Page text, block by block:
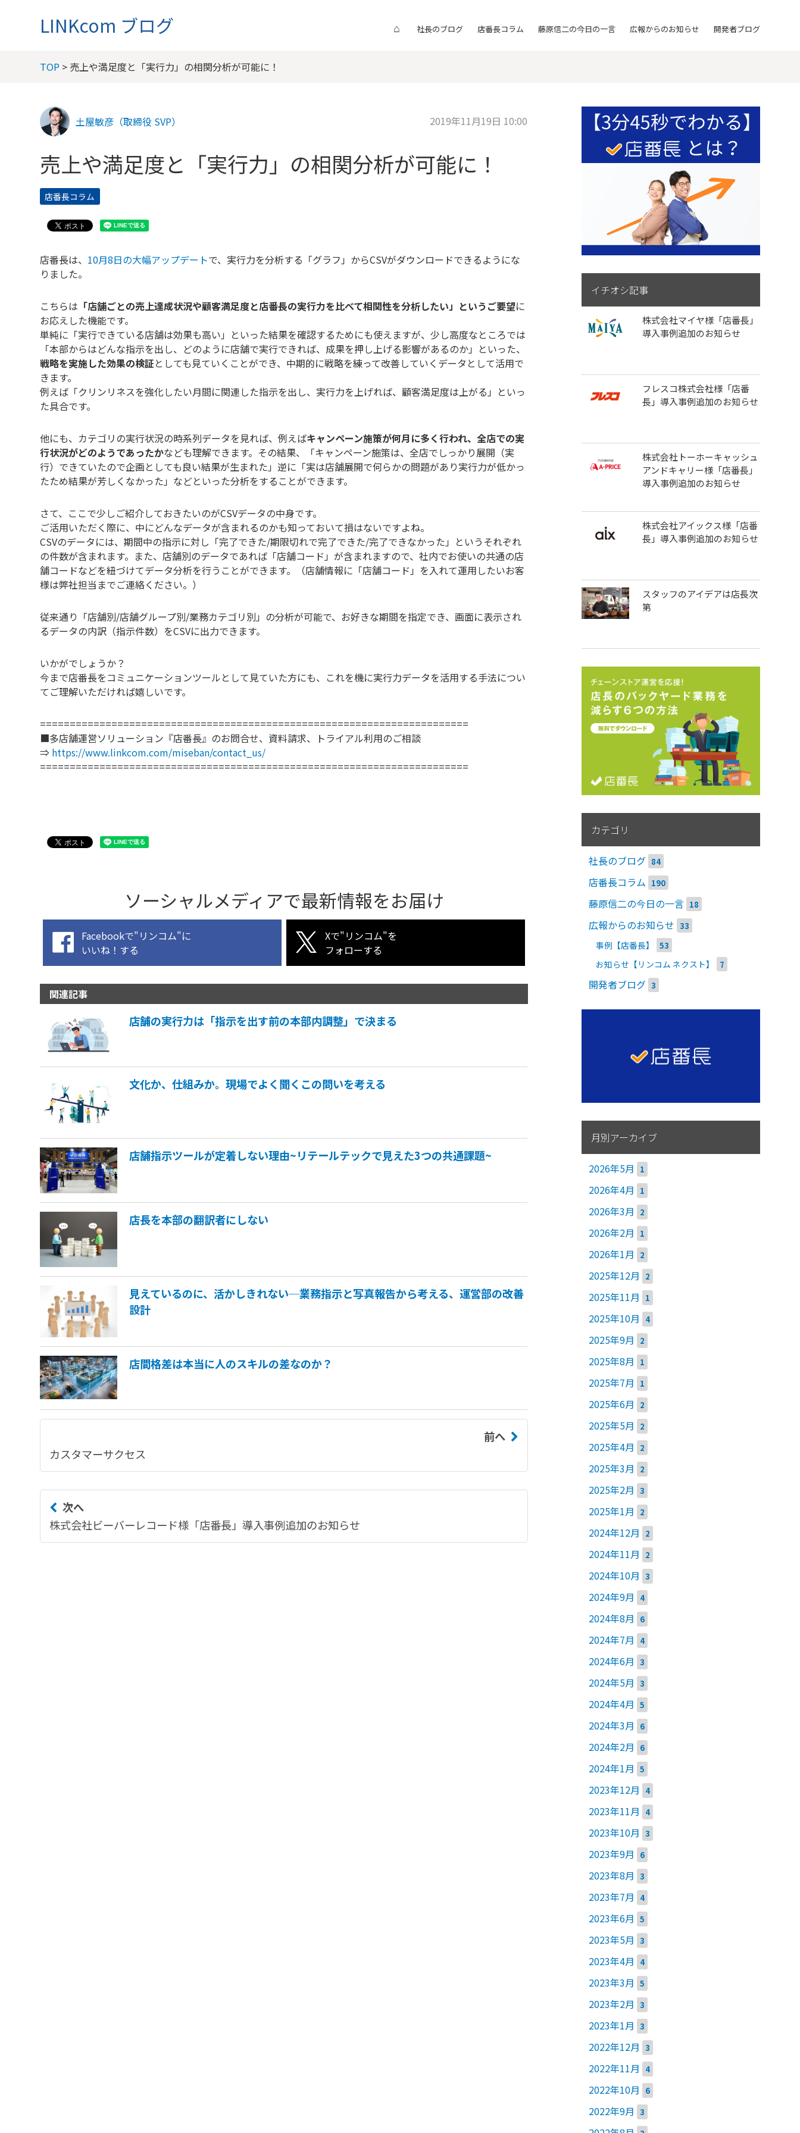
LINKcom ブログ ⌂ 社長のブログ 店番長コラム 藤原信二の今日の一言 広報からのお知らせ 開発者ブログ
TOP > 売上や満足度と「実行力」の相関分析が可能に！
土屋敏彦（取締役 SVP） 2019年11月19日 10:00
売上や満足度と「実行力」の相関分析が可能に！
店番長コラム
店番長は、 10月8日の大幅アップデートで、実行力を分析する「グラフ」からCSVがダウンロードできるようにな
りました。
こちらは 「店舗ごとの売上達成状況や顧客満足度と店番長の実行力を比べて相関性を分析したい」というご要望に
お応えした機能です。
単純に「実行できている店舗は効果も高い」といった結果を確認するためにも使えますが、少し高度なところでは
「本部からはどんな指示を出し、どのように店舗で実行できれば、成果を押し上げる影響があるのか」といった、
戦略を実施した効果の検証としても見ていくことができ、中期的に戦略を練って改善していくデータとして活用で
きます。
例えば「クリンリネスを強化したい月間に関連した指示を出し、実行力を上げれば、顧客満足度は上がる」といっ
た具合です。
他にも、カテゴリの実行状況の時系列データを見れば、例えばキャンペーン施策が何月に多く行われ、全店での実
行状況がどのようであったかなども理解できます。その結果、「キャンペーン施策は、全店でしっかり展開（実
行）できていたので企画としても良い結果が生まれた」逆に「実は店舗展開で何らかの問題があり実行力が低かっ
たため結果が芳しくなかった」などといった分析をすることができます。
さて、ここで少しご紹介しておきたいのがCSVデータの中身です。
ご活用いただく際に、中にどんなデータが含まれるのかも知っておいて損はないですよね。
CSVのデータには、期間中の指示に対し「完了できた/期限切れで完了できた/完了できなかった」というそれぞれ
の件数が含まれます。また、店舗別のデータであれば「店舗コード」が含まれますので、社内でお使いの共通の店
舗コードなどを紐づけてデータ分析を行うことができます。（店舗情報に「店舗コード」を入れて運用したいお客
様は弊社担当までご連絡ください。）
従来通り「店舗別/店舗グループ別/業務カテゴリ別」の分析が可能で、お好きな期間を指定でき、画面に表示され
るデータの内訳（指示件数）をCSVに出力できます。
いかがでしょうか？
今まで店番長をコミュニケーションツールとして見ていた方にも、これを機に実行力データを活用する手法につい
てご理解いただければ嬉しいです。
========================================================================
■多店舗運営ソリューション 『店番長』のお問合せ、資料請求、トライアル利用のご相談
⇒ https://www.linkcom.com/miseban/contact_us/
========================================================================
ソーシャルメディアで最新情報をお届け
Facebookで"リンコム"に
いいね！する
Xで"リンコム"を
フォローする
関連記事
店舗の実行力は「指示を出す前の本部内調整」で決まる
文化か、仕組みか。現場でよく聞くこの問いを考える
店舗指示ツールが定着しない理由~リテールテックで見えた3つの共通課題~
店長を本部の翻訳者にしない
見えているのに、活かしきれない─業務指示と写真報告から考える、運営部の改善
設計
店間格差は本当に人のスキルの差なのか？
前へ
カスタマーサクセス
次へ
株式会社ビーバーレコード様「店番長」導入事例追加のお知らせ
イチオシ記事
株式会社マイヤ様「店番長」
導入事例追加のお知らせ
フレスコ株式会社様「店番
長」導入事例追加のお知らせ
株式会社トーホーキャッシュ
アンドキャリー様「店番長」
導入事例追加のお知らせ
株式会社アイックス様「店番
長」導入事例追加のお知らせ
スタッフのアイデアは店長次
第
カテゴリ
社長のブログ 84
店番長コラム 190
藤原信二の今日の一言 18
広報からのお知らせ 33
事例【店番長】 53
お知らせ【リンコム ネクスト】 7
開発者ブログ 3
月別アーカイブ
2026年5月 1
2026年4月 1
2026年3月 2
2026年2月 1
2026年1月 2
2025年12月 2
2025年11月 1
2025年10月 4
2025年9月 2
2025年8月 1
2025年7月 1
2025年6月 2
2025年5月 2
2025年4月 2
2025年3月 2
2025年2月 3
2025年1月 2
2024年12月 2
2024年11月 2
2024年10月 3
2024年9月 4
2024年8月 6
2024年7月 4
2024年6月 3
2024年5月 3
2024年4月 5
2024年3月 6
2024年2月 6
2024年1月 5
2023年12月 4
2023年11月 4
2023年10月 3
2023年9月 6
2023年8月 3
2023年7月 4
2023年6月 5
2023年5月 3
2023年4月 4
2023年3月 5
2023年2月 3
2023年1月 3
2022年12月 3
2022年11月 4
2022年10月 6
2022年9月 3